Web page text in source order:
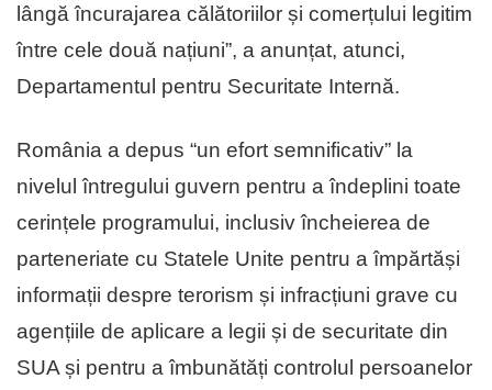
lângă încurajarea călătoriilor și comerțului legitim
între cele două națiuni”, a anunțat, atunci,
Departamentul pentru Securitate Internă.
România a depus “un efort semnificativ” la
nivelul întregului guvern pentru a îndeplini toate
cerințele programului, inclusiv încheierea de
parteneriate cu Statele Unite pentru a împărtăși
informații despre terorism și infracțiuni grave cu
agențiile de aplicare a legii și de securitate din
SUA și pentru a îmbunătăți controlul persoanelor